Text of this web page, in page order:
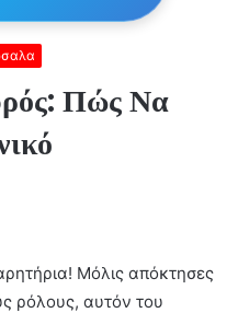
Πώς Να
Μόλις απόκτησες
ρόλους, αυτόν του